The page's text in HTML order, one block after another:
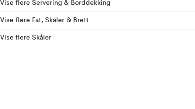
Vise flere Servering & Borddekking
Vise flere Fat, Skåler & Brett
Vise flere Skåler